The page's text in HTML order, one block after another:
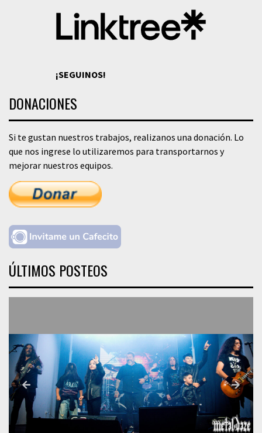
¡SEGUINOS!
DONACIONES
Si te gustan nuestros trabajos, realizanos una donación. Lo
que nos ingrese lo utilizaremos para transportarnos y
mejorar nuestros equipos.
ÚLTIMOS POSTEOS